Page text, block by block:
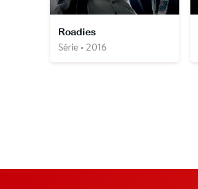
Roadies
Série • 2016